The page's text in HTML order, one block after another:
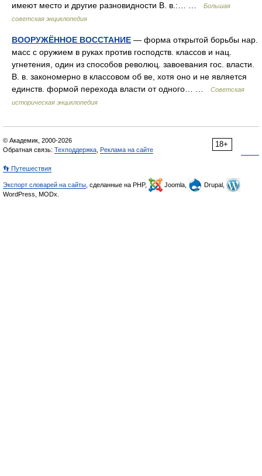
имеют место и другие разновидности В. в.:… …
Большая
советская энциклопедия
ВООРУЖЁННОЕ ВОССТАНИЕ — форма открытой борьбы нар.
масс с оружием в руках против господств. классов и нац.
угнетения, один из способов революц. завоевания гос. власти.
В. в. закономерно в классовом об ве, хотя оно и не является
единств. формой перехода власти от одного… …
Советская
историческая энциклопедия
18+
© Академик, 2000-2026
Обратная связь: Техподдержка Реклама на сайте
👣 Путешествия
Экспорт словарей на сайты , сделанные на PHP, Joomla,
Drupal,
WordPress, MODx.